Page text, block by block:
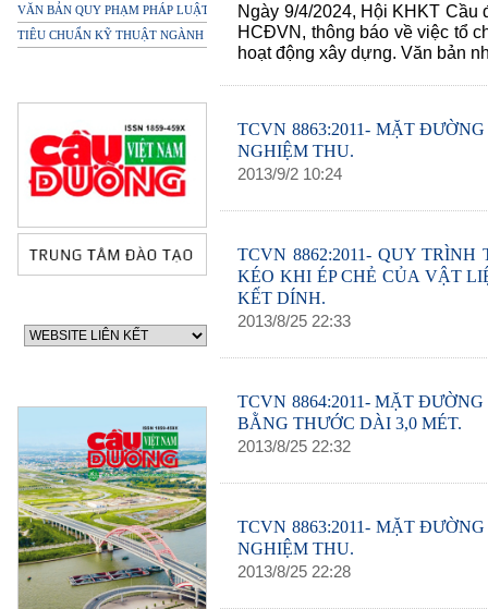
VĂN BẢN QUY PHẠM PHÁP LUẬT
TIÊU CHUẨN KỸ THUẬT NGÀNH
Ngày 9/4/2024, Hội KHKT
HCĐVN, thông báo về việc tổ
hoạt động xây dựng. Văn bản
TCVN 8863:2011- MẶT
NGHIỆM THU.
2013/9/2 10:24
TCVN 8862:2011- QUY
KÉO KHI ÉP CHẺ CỦA VẬT
KẾT DÍNH.
2013/8/25 22:33
TCVN 8864:2011- MẶT
BẰNG THƯỚC DÀI 3,0 MÉT.
2013/8/25 22:32
TCVN 8863:2011- MẶT
NGHIỆM THU.
2013/8/25 22:28